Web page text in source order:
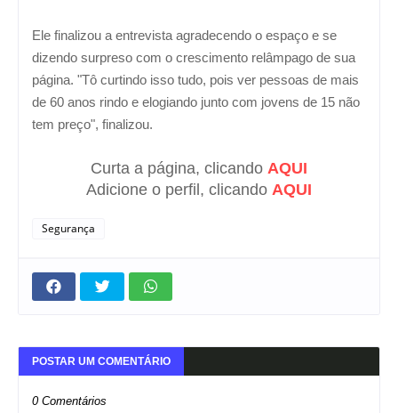
Ele finalizou a entrevista agradecendo o espaço e se
dizendo surpreso com o crescimento relâmpago de sua
página. "Tô curtindo isso tudo, pois ver pessoas de mais
de 60 anos rindo e elogiando junto com jovens de 15 não
tem preço", finalizou.
Curta a página, clicando AQUI
Adicione o perfil, clicando AQUI
Segurança
POSTAR UM COMENTÁRIO
0 Comentários